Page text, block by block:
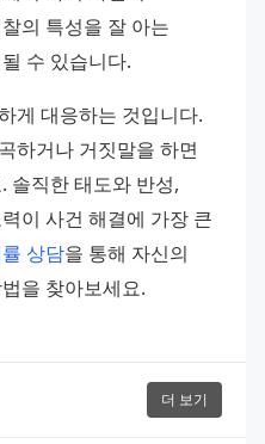
의 특성을 잘 아는
수 있습니다.
게 대응하는 것입니다.
하거나 거짓말을 하면
솔직한 태도와 반성,
이 사건 해결에 가장 큰
상담을 통해 자신의
을 찾아보세요.
더 보기